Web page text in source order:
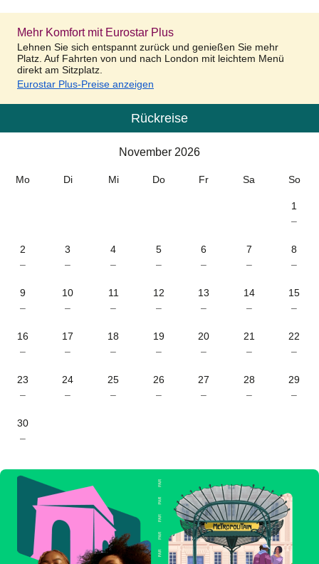
Mehr Komfort mit Eurostar Plus
Lehnen Sie sich entspannt zurück und genießen Sie mehr
Platz. Auf Fahrten von und nach London mit leichtem Menü
direkt am Sitzplatz.
Eurostar Plus-Preise anzeigen
Kalender
Rückreise
November 2026
Mo Di Mi Do Fr Sa So
1
–
2
–
3
–
4
–
5
–
6
–
7
–
8
–
9
–
10
–
11
–
12
–
13
–
14
–
15
–
16
–
17
–
18
–
19
–
20
–
21
–
22
–
23
–
24
–
25
–
26
–
27
–
28
–
29
–
30
–